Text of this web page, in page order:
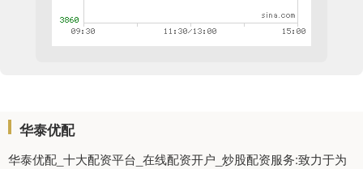
华泰优配
华泰优配_十大配资平台_在线配资开户_炒股配资服务:致力于为